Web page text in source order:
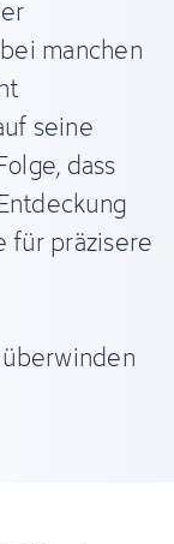
manchen
seine
dass
für präzisere